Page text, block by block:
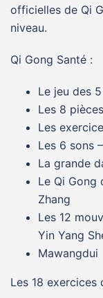
officielles de Qi
niveau.
Qi Gong Santé :
Le jeu des
Les 8
Les
Les 6 sons
La grande
Le Qi Gong
Zhang
Les 12
Yin Yang
Mawangdui
Les 18 exercices